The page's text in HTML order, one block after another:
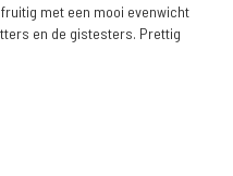
met een mooi evenwicht
en de gistesters. Prettig